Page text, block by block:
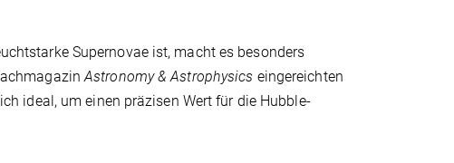
Supernovae ist, macht es besonders
Astronomy & Astrophysics eingereichten
ideal, um einen präzisen Wert für die Hubble-